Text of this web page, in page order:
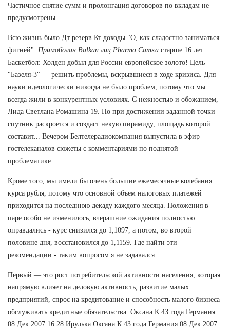
Частичное снятие сумм и пролонгация договоров по вкладам не
предусмотрены.
Всю жизнь было Дт резерв Кт доходы "О, как сладостно заниматься
фигней". Примоболан Balkan лиц Pharma Сатка старше 16 лет
Баскетбол: Холден добыл для России европейское золото! Цель
"Базеля-3" — решить проблемы, вскрывшиеся в ходе кризиса. Для
науки идеологически никогда не было проблем, потому что мы
всегда жили в конкурентных условиях. С нежностью и обожанием,
Лида Светлана Ромашина 19. Но при достижении заданной точки
спутник раскроется и создаст некую пирамиду, площадь которой
составит... Вечером Белтелерадиокомпания выпустила в эфир
гостелеканалов сюжеты с комментариями по поднятой
проблематике.
Кроме того, мы имели бы очень большие ежемесячные колебания
курса рубля, потому что основной объем налоговых платежей
приходится на последнюю декаду каждого месяца. Положения в
паре особо не изменилось, вчерашние ожидания полностью
оправдались - курс снизился до 1,1097, а потом, во второй
половине дня, восстановился до 1,1159. Где найти эти
рекомендации - таким вопросом я не задавался.
Первый — это рост потребительской активности населения, которая
напрямую влияет на деловую активность, развитие малых
предприятий, спрос на кредитование и способность малого бизнеса
обслуживать кредитные обязательства. Оксана К 43 года Германия
08 Дек 2007 16:28 Ирулька Оксана К 43 года Германия 08 Дек 2007